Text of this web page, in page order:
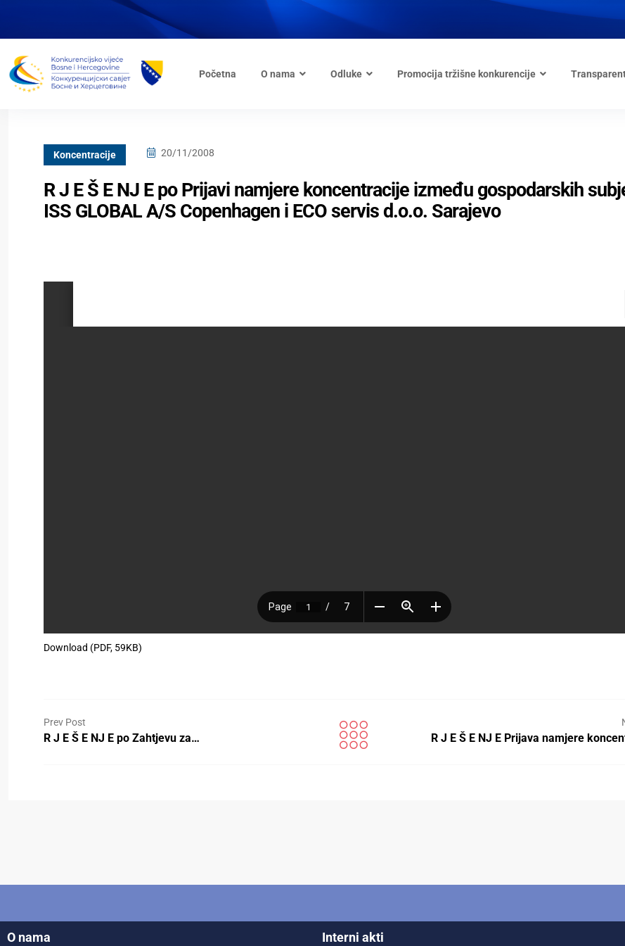
Početna O nama Odluke Promocija tržišne konkurencije
Koncentracije 20/11/2008
R J E Š E NJ E po Prijavi namjere koncentracije između gospodarskih
ISS GLOBAL A/S Copenhagen i ECO servis d.o.o. Sarajevo
Download (PDF, 59KB)
Prev Post
R J E Š E NJ E po Zahtjevu za… R J E Š E NJ E Prijava namjere
O nama Interni akti